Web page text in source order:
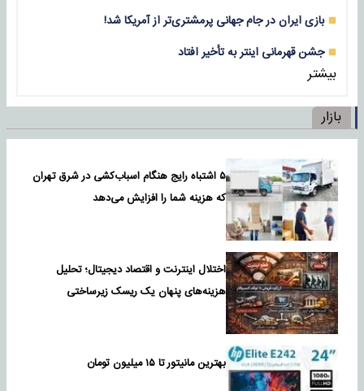
بازی‌ ایران در جام جهانی پرمشتری‌تر از آمریکا شد!
جشن قهرمانی اینتر به تأخیر افتاد
بیشتر
بازار
۵ اشتباه رایج هنگام اسباب‌کشی در شرق تهران
که هزینه شما را افزایش می‌دهد
اختلال اینترنت و اقتصاد دیجیتال؛ تحلیل
هزینه‌های پنهان یک ریسک زیرساختی
بهترین مانیتور تا ۱۵ میلیون تومان